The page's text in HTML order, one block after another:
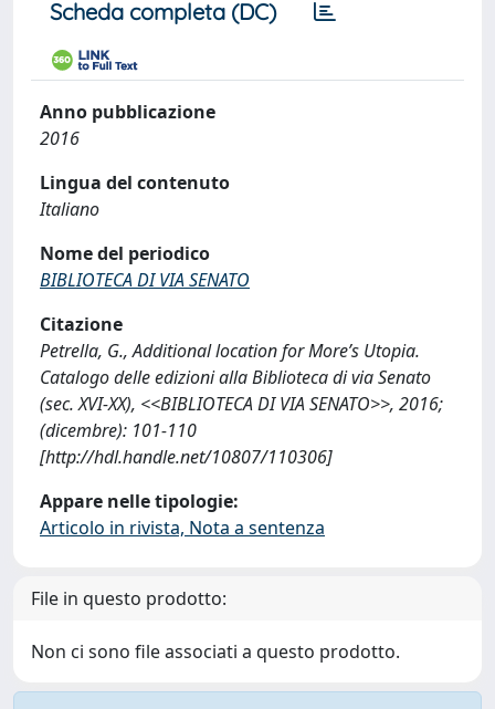
Scheda completa (DC)
Anno pubblicazione
2016
Lingua del contenuto
Italiano
Nome del periodico
BIBLIOTECA DI VIA SENATO
Citazione
Petrella, G., Additional location for More’s Utopia.
Catalogo delle edizioni alla Biblioteca di via Senato
(sec. XVI-XX), <<BIBLIOTECA DI VIA SENATO>>, 2016;
(dicembre): 101-110
[http://hdl.handle.net/10807/110306]
Appare nelle tipologie:
Articolo in rivista, Nota a sentenza
File in questo prodotto:
Non ci sono file associati a questo prodotto.